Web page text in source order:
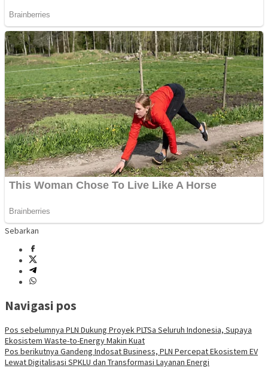
Sebarkan
Navigasi pos
Pos sebelumnya PLN Dukung Proyek PLTSa Seluruh Indonesia, Supaya
Ekosistem Waste-to-Energy Makin Kuat
Pos berikutnya Gandeng Indosat Business, PLN Percepat Ekosistem EV
Lewat Digitalisasi SPKLU dan Transformasi Layanan Energi